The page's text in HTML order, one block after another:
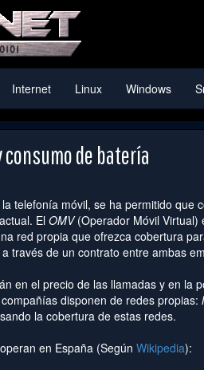
Internet Linux Windows
de batería
telefonía móvil, se ha permitido que
El OMV(Operador Móvil Virtual)
red propia que ofrezca cobertura
a través de un contrato entre ambas
en el precio de las llamadas y en la
disponen de redes propias:
la cobertura de estas redes.
en España (Según Wikipedia):